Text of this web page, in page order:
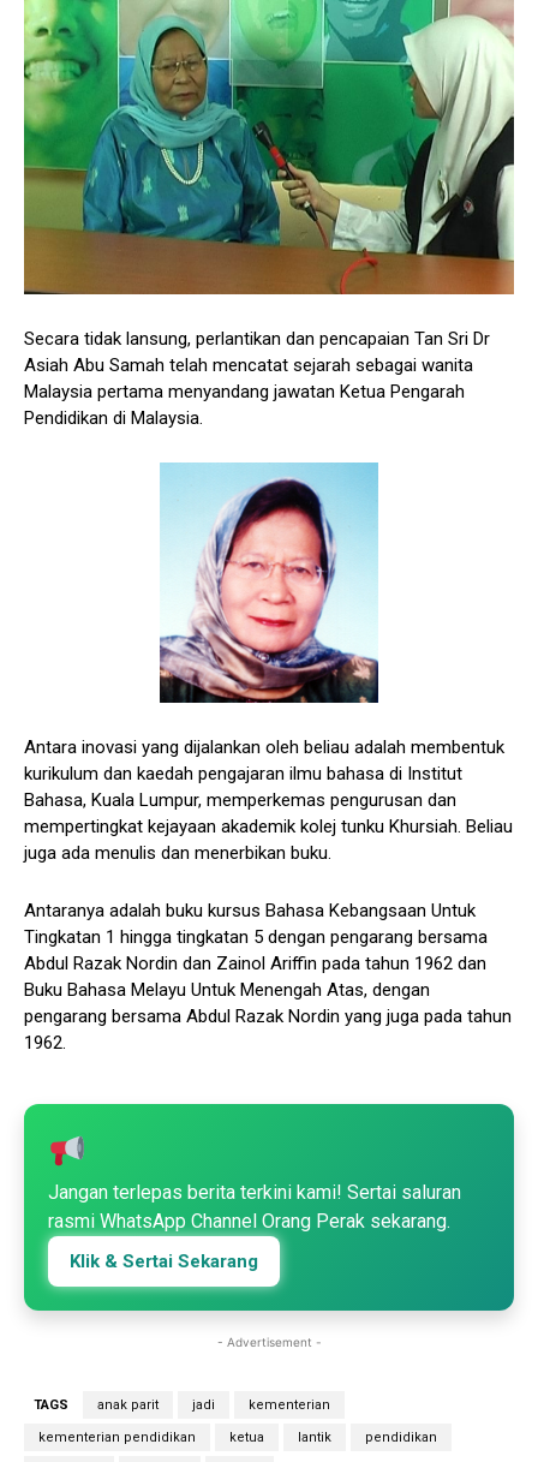
Secara tidak lansung, perlantikan dan pencapaian Tan Sri Dr
Asiah Abu Samah telah mencatat sejarah sebagai wanita
Malaysia pertama menyandang jawatan Ketua Pengarah
Pendidikan di Malaysia.
Antara inovasi yang dijalankan oleh beliau adalah membentuk
kurikulum dan kaedah pengajaran ilmu bahasa di Institut
Bahasa, Kuala Lumpur, memperkemas pengurusan dan
mempertingkat kejayaan akademik kolej tunku Khursiah. Beliau
juga ada menulis dan menerbikan buku.
Antaranya adalah buku kursus Bahasa Kebangsaan Untuk
Tingkatan 1 hingga tingkatan 5 dengan pengarang bersama
Abdul Razak Nordin dan Zainol Ariffin pada tahun 1962 dan
Buku Bahasa Melayu Untuk Menengah Atas, dengan
pengarang bersama Abdul Razak Nordin yang juga pada tahun
1962.
Jangan terlepas berita terkini kami! Sertai saluran
rasmi WhatsApp Channel Orang Perak sekarang.
Klik & Sertai Sekarang
- Advertisement -
TAGS anak parit jadi kementerian
kementerian pendidikan ketua lantik pendidikan